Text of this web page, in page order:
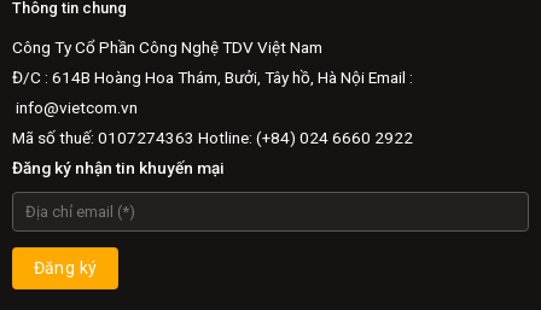
Thông tin chung
Công Ty Cổ Phần Công Nghệ TDV Việt Nam
Đ/C : 614B Hoàng Hoa Thám, Bưởi, Tây hồ, Hà Nội Email :
info@vietcom.vn
Mã số thuế: 0107274363 Hotline: (+84) 024 6660 2922
Đăng ký nhận tin khuyến mại